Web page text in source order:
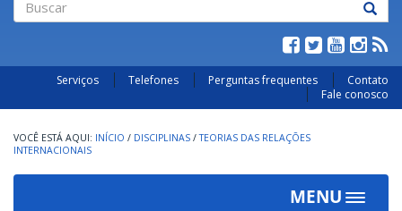
Serviços Telefones Perguntas frequentes
Contato
Fale conosco
INÍCIO / DISCIPLINAS / TEORIAS DAS RELAÇÕES
INTERNACIONAIS
MENU
Toggle